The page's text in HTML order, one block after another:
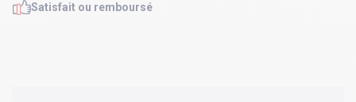
Satisfait ou remboursé